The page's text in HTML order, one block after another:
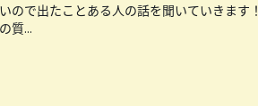
ので出たことある人の話を聞いていきま
質...